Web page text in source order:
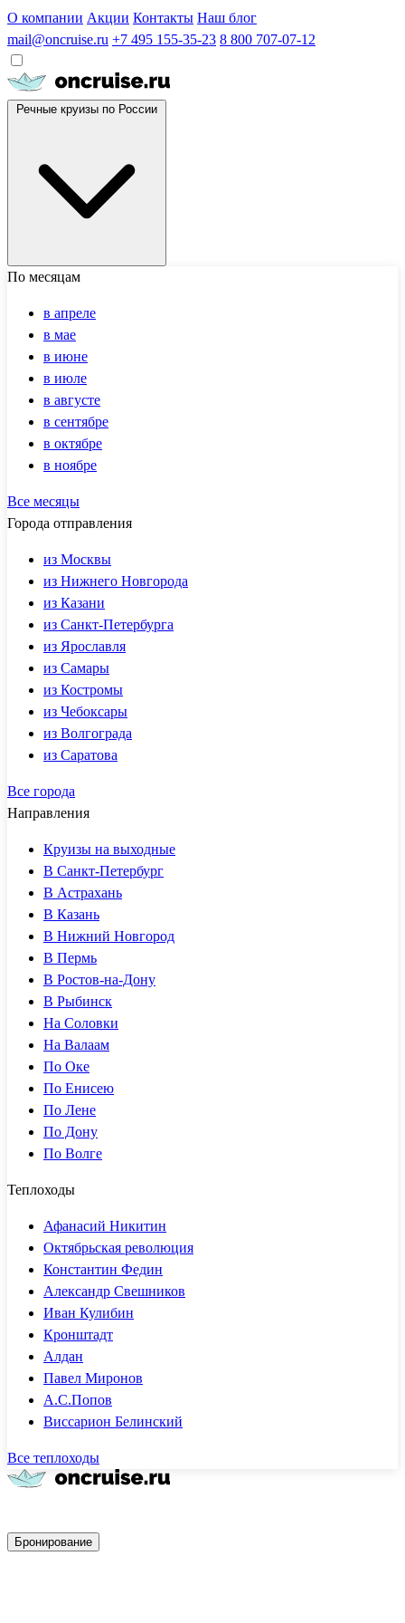
О компании Акции Контакты Наш блог
mail@oncruise.ru +7 495 155-35-23 8 800 707-07-12
По месяцам
в апреле
в мае
в июне
в июле
в августе
в сентябре
в октябре
в ноябре
Все месяцы
Города отправления
из Москвы
из Нижнего Новгорода
из Казани
из Санкт-Петербурга
из Ярославля
из Самары
из Костромы
из Чебоксары
из Волгограда
из Саратова
Все города
Направления
Круизы на выходные
В Санкт-Петербург
В Астрахань
В Казань
В Нижний Новгород
В Пермь
В Ростов-на-Дону
В Рыбинск
На Соловки
На Валаам
По Оке
По Енисею
По Лене
По Дону
По Волге
Теплоходы
Афанасий Никитин
Октябрьская революция
Константин Федин
Александр Свешников
Иван Кулибин
Кронштадт
Алдан
Павел Миронов
А.С.Попов
Виссарион Белинский
Все теплоходы
Бронирование